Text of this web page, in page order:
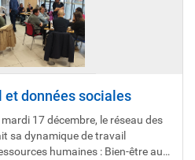
et données sociales
17 décembre, le réseau des
sa dynamique de travail
humaines : Bien-être au